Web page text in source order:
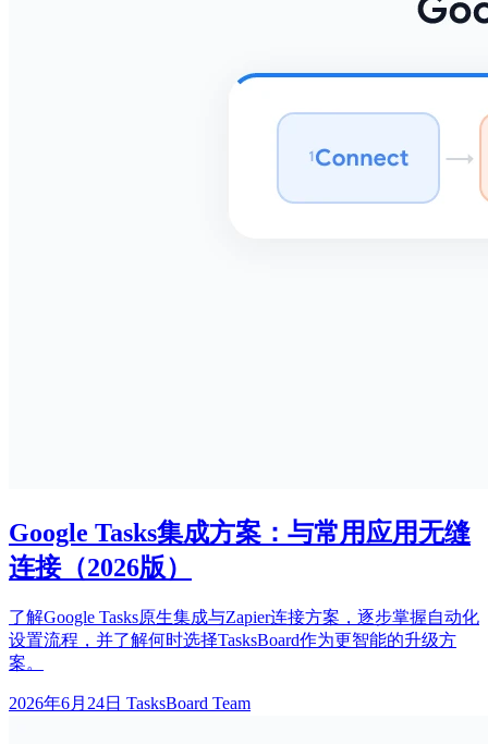
Google Tasks集成方案：与常用应用无缝
连接（2026版）
了解Google Tasks原生集成与Zapier连接方案，逐步掌握自动化
设置流程，并了解何时选择TasksBoard作为更智能的升级方
案。
2026年6月24日 TasksBoard Team